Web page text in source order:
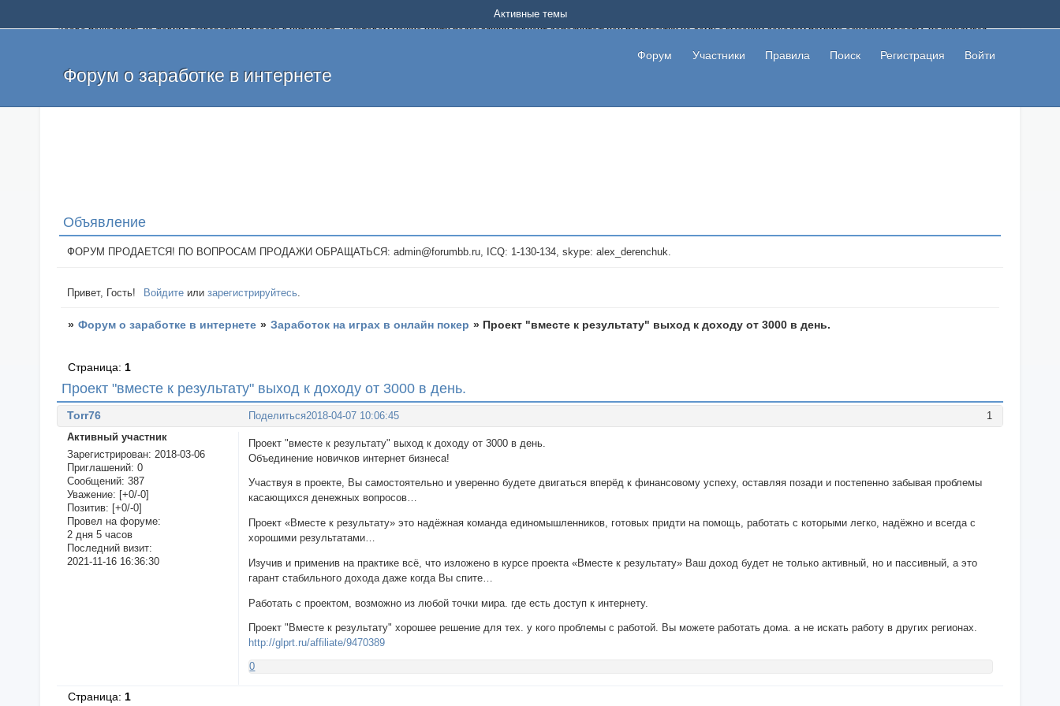
Добро пожаловать на форум о заработке и работе в интернете, на котором можно найти подходящий вариант дополнительной подработки на дому с высоким доходом помимо основной работы, не вкладывая
и оставлять свои отзывы. Если вы знаете, что определенный проект или сайт не платит, то указывайте в теме что это лохотрон, чтобы другие пользователи не попались на развод. Вы сможете начать зарабатывать
легкие деньги без вложений и регистрации уже сегодня. Создавайте новые темы, размещайте объявления со своими пригласительными ссылками и первая прибыль не заставит себя долго ждать.
Форум о заработке в интернете
Форум Участники Правила Поиск Регистрация Войти
Активные темы
Объявление
ФОРУМ ПРОДАЕТСЯ! ПО ВОПРОСАМ ПРОДАЖИ ОБРАЩАТЬСЯ: admin@forumbb.ru, ICQ: 1-130-134, skype: alex_derenchuk.
Привет, Гость! Войдите илизарегистрируйтесь.
» Форум о заработке в интернете » Заработок на играх в онлайн покер » Проект "вместе к результату" выход к доходу от 3000 в день.
Проект "вместе к результату" выход к доходу от 3000 в день.
Страница: 1
Поделиться 1
2018-04-07 10:06:45
Torr76
Активный участник
Зарегистрирован: 2018-03-06
Приглашений: 0
Сообщений: 387
Уважение: [+0/-0]
Позитив: [+0/-0]
Провел на форуме:
2 дня 5 часов
Последний визит:
2021-11-16 16:36:30
Проект "вместе к результату" выход к доходу от 3000 в день.
Объединение новичков интернет бизнеса!
Участвуя в проекте, Вы самостоятельно и уверенно будете двигаться вперёд к финансовому успеху, оставляя позади и постепенно забывая проблемы
касающихся денежных вопросов…
Проект «Вместе к результату» это надёжная команда единомышленников, готовых придти на помощь, работать с которыми легко, надёжно и всегда с
хорошими результатами…
Изучив и применив на практике всё, что изложено в курсе проекта «Вместе к результату» Ваш доход будет не только активный, но и пассивный, а это
гарант стабильного дохода даже когда Вы спите…
Работать с проектом, возможно из любой точки мира. где есть доступ к интернету.
Проект "Вместе к результату" хорошее решение для тех. у кого проблемы с работой. Вы можете работать дома. а не искать работу в других регионах.
http://glprt.ru/affiliate/9470389
0
Страница:1